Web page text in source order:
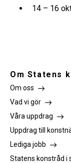
14 – 16
Om Statens
Om oss
Vad vi gör
Våra uppdrag
Uppdrag till
Lediga jobb
Statens konstråd i